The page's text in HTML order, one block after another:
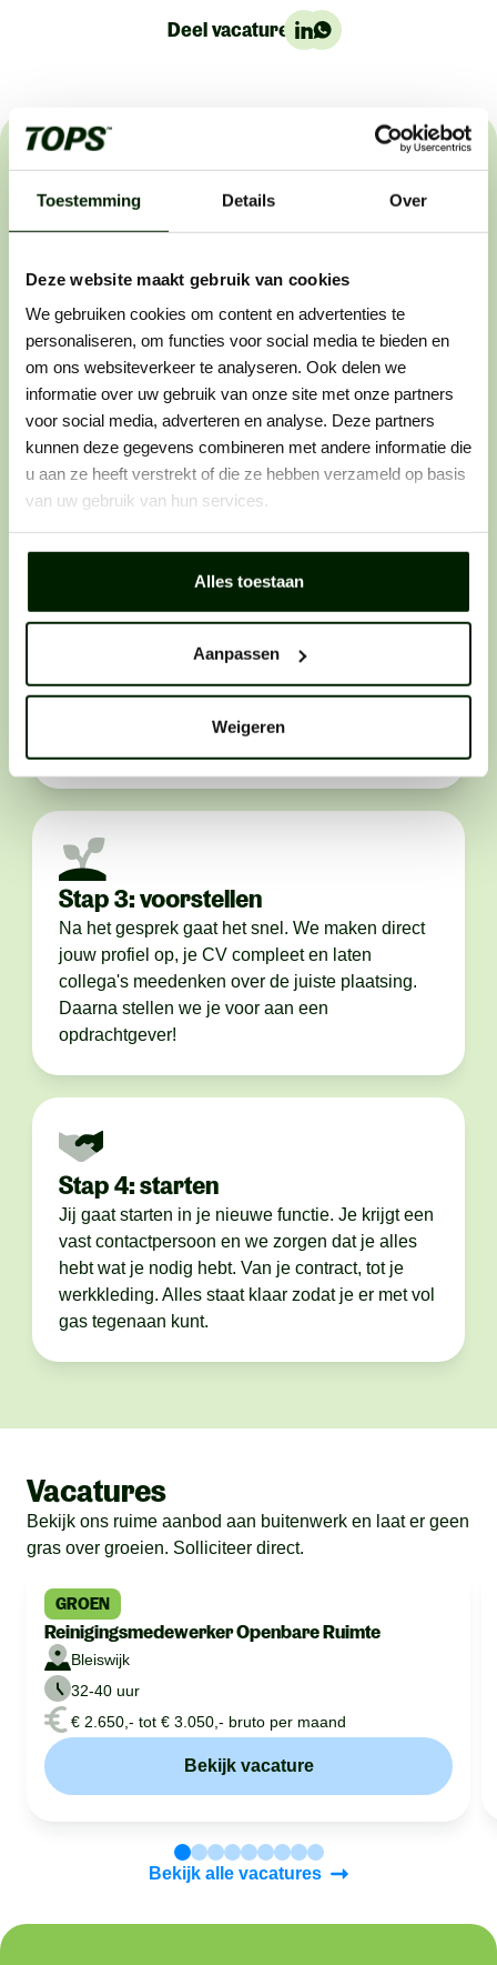
Toestemming Details Over
Deze website maakt gebruik van cookies
We gebruiken cookies om content en advertenties te
personaliseren, om functies voor social media te bieden en
om ons websiteverkeer te analyseren. Ook delen we
informatie over uw gebruik van onze site met onze partners
voor social media, adverteren en analyse. Deze partners
kunnen deze gegevens combineren met andere informatie die
u aan ze heeft verstrekt of die ze hebben verzameld op basis
van uw gebruik van hun services.
Alles toestaan
Aanpassen
Weigeren
Deel vacature:
Het sollicitatieproces
Stap 1: solliciteren
Zie je een vacature die perfect bij je past? Laat
er dan geen gras over groeien en solliciteer
direct. Want wij horen graag van vakidioten
Stap 2: telefonisch contact
persoonlijk kennis. We bespreken het werk, wie
je bent en wáár je graag wilt werken.Des te
eerlijker je bent, des te makkelijker het voor ons
Stap 3: voorstellen
Na het gesprek gaat het snel. We maken direct
jouw profiel op, je CV compleet en laten
collega's meedenken over de juiste plaatsing.
Daarna stellen we je voor aan een
opdrachtgever!
Stap 4: starten
Jij gaat starten in je nieuwe functie. Je krijgt een
vast contactpersoon en we zorgen dat je alles
hebt wat je nodig hebt. Van je contract, tot je
werkkleding. Alles staat klaar zodat je er met vol
gas tegenaan kunt.
Vacatures
Bekijk ons ruime aanbod aan buitenwerk en laat er geen
gras over groeien. Solliciteer direct.
GROEN
Reinigingsmedewerker Openbare Ruimte
Bleiswijk
32-40 uur
€ 2.650,- tot € 3.050,- bruto per maand
Bekijk vacature
Bekijk alle vacatures